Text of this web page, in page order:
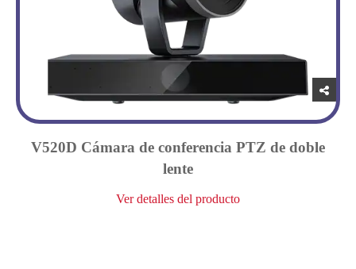
V520D Cámara de conferencia PTZ de doble
lente
Ver detalles del producto